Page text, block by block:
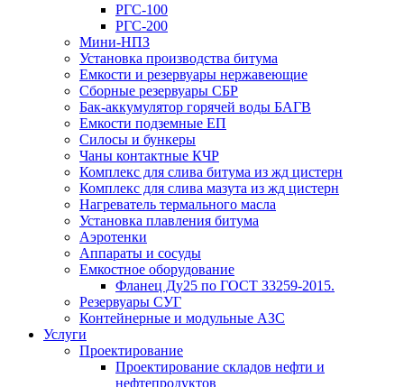
РГС-100
РГС-200
Мини-НПЗ
Установка производства битума
Емкости и резервуары нержавеющие
Сборные резервуары СБР
Бак-аккумулятор горячей воды БАГВ
Емкости подземные ЕП
Силосы и бункеры
Чаны контактные КЧР
Комплекс для слива битума из жд цистерн
Комплекс для слива мазута из жд цистерн
Нагреватель термального масла
Установка плавления битума
Аэротенки
Аппараты и сосуды
Емкостное оборудование
Фланец Ду25 по ГОСТ 33259-2015.
Резервуары СУГ
Контейнерные и модульные АЗС
Услуги
Проектирование
Проектирование складов нефти и
нефтепродуктов